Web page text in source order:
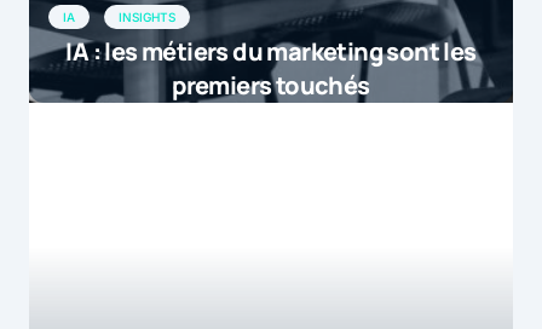
IA INSIGHTS
IA : les métiers du marketing sont les
premiers touchés